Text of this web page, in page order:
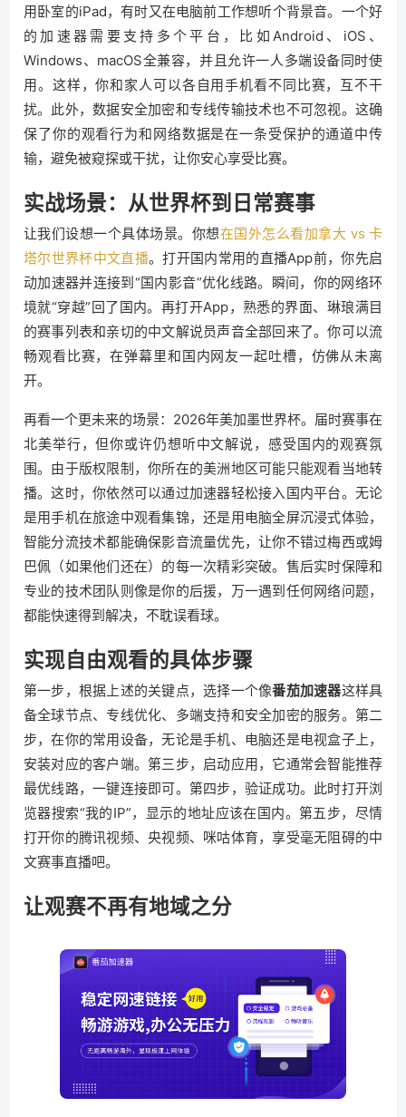
用卧室的iPad，有时又在电脑前工作想听个背景音。一个好
的加速器需要支持多个平台，比如Android、iOS、
Windows、macOS全兼容，并且允许一人多端设备同时使
用。这样，你和家人可以各自用手机看不同比赛，互不干
扰。此外，数据安全加密和专线传输技术也不可忽视。这确
保了你的观看行为和网络数据是在一条受保护的通道中传
输，避免被窥探或干扰，让你安心享受比赛。
实战场景：从世界杯到日常赛事
让我们设想一个具体场景。你想在国外怎么看加拿大 vs 卡
塔尔世界杯中文直播。打开国内常用的直播App前，你先启
动加速器并连接到“国内影音”优化线路。瞬间，你的网络环
境就“穿越”回了国内。再打开App，熟悉的界面、琳琅满目
的赛事列表和亲切的中文解说员声音全部回来了。你可以流
畅观看比赛，在弹幕里和国内网友一起吐槽，仿佛从未离
开。
再看一个更未来的场景：2026年美加墨世界杯。届时赛事在
北美举行，但你或许仍想听中文解说，感受国内的观赛氛
围。由于版权限制，你所在的美洲地区可能只能观看当地转
播。这时，你依然可以通过加速器轻松接入国内平台。无论
是用手机在旅途中观看集锦，还是用电脑全屏沉浸式体验，
智能分流技术都能确保影音流量优先，让你不错过梅西或姆
巴佩（如果他们还在）的每一次精彩突破。售后实时保障和
专业的技术团队则像是你的后援，万一遇到任何网络问题，
都能快速得到解决，不耽误看球。
实现自由观看的具体步骤
第一步，根据上述的关键点，选择一个像番茄加速器这样具
备全球节点、专线优化、多端支持和安全加密的服务。第二
步，在你的常用设备，无论是手机、电脑还是电视盒子上，
安装对应的客户端。第三步，启动应用，它通常会智能推荐
最优线路，一键连接即可。第四步，验证成功。此时打开浏
览器搜索“我的IP”，显示的地址应该在国内。第五步，尽情
打开你的腾讯视频、央视频、咪咕体育，享受毫无阻碍的中
文赛事直播吧。
让观赛不再有地域之分